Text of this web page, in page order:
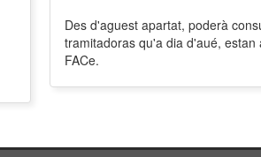
Des d'aguest apartat, poderà
tramitadoras qu'a dia d'aué,
FACe.